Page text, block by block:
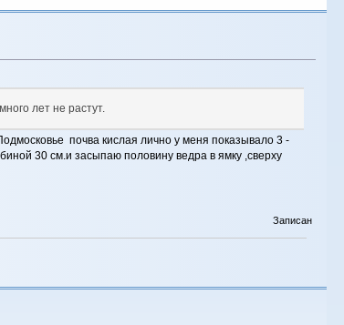
лет не растут.
почва кислая лично у меня показывало 3 -
30 см.и засыпаю половину ведра в ямку ,сверху
Записан